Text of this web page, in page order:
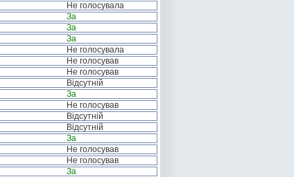
Не голосувала
За
За
За
Не голосувала
Не голосував
Не голосував
Відсутній
За
Не голосував
Відсутній
Відсутній
За
Не голосував
Не голосував
За